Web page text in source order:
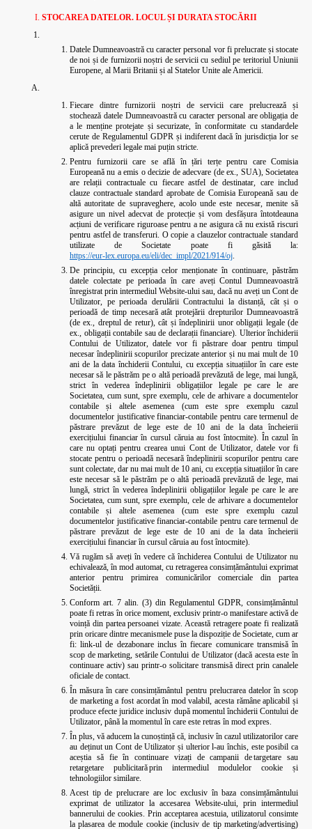
STOCAREA DATELOR. LOCUL ȘI DURATA STOCĂRII
Datele Dumneavoastră cu caracter personal vor fi prelucrate și stocate
de noi și de furnizorii noștri de servicii cu sediul pe teritoriul Uniunii
Europene, al Marii Britanii și al Statelor Unite ale Americii.
Fiecare dintre furnizorii noștri de servicii care prelucrează și
stochează datele Dumneavoastră cu caracter personal are obligația de
a le menține protejate și securizate, în conformitate cu standardele
cerute de Regulamentul GDPR și indiferent dacă în jurisdicția lor se
aplică prevederi legale mai puțin stricte.
Pentru furnizorii care se află în țări terțe pentru care Comisia
Europeană nu a emis o decizie de adecvare (de ex., SUA), Societatea
are relații contractuale cu fiecare astfel de destinatar, care includ
clauze contractuale standard aprobate de Comisia Europeană sau de
altă autoritate de supraveghere, acolo unde este necesar, menite să
asigure un nivel adecvat de protecție și vom desfășura întotdeauna
acțiuni de verificare riguroase pentru a ne asigura că nu există riscuri
pentru astfel de transferuri. O copie a clauzelor contractuale standard
utilizate de Societate poate fi găsită la:
https://eur-lex.europa.eu/eli/dec_impl/2021/914/oj.
De principiu, cu excepția celor menționate în continuare, păstrăm
datele colectate pe perioada în care aveți Contul Dumneavoastră
înregistrat prin intermediul Website-ului sau, dacă nu aveți un Cont de
Utilizator, pe perioada derulării Contractului la distanță, cât și o
perioadă de timp necesară atât protejării drepturilor Dumneavoastră
(de ex., dreptul de retur), cât și îndeplinirii unor obligații legale (de
ex., obligații contabile sau de declarații financiare). Ulterior închiderii
Contului de Utilizator, datele vor fi păstrare doar pentru timpul
necesar îndeplinirii scopurilor precizate anterior și nu mai mult de 10
ani de la data închiderii Contului, cu excepția situațiilor în care este
necesar să le păstrăm pe o altă perioadă prevăzută de lege, mai lungă,
strict în vederea îndeplinirii obligațiilor legale pe care le are
Societatea, cum sunt, spre exemplu, cele de arhivare a documentelor
contabile și altele asemenea (cum este spre exemplu cazul
documentelor justificative financiar-contabile pentru care termenul de
păstrare prevăzut de lege este de 10 ani de la data încheierii
exercițiului financiar în cursul căruia au fost întocmite). În cazul în
care nu optați pentru crearea unui Cont de Utilizator, datele vor fi
stocate pentru o perioadă necesară îndeplinirii scopurilor pentru care
sunt colectate, dar nu mai mult de 10 ani, cu excepția situațiilor în care
este necesar să le păstrăm pe o altă perioadă prevăzută de lege, mai
lungă, strict în vederea îndeplinirii obligațiilor legale pe care le are
Societatea, cum sunt, spre exemplu, cele de arhivare a documentelor
contabile și altele asemenea (cum este spre exemplu cazul
documentelor justificative financiar-contabile pentru care termenul de
păstrare prevăzut de lege este de 10 ani de la data încheierii
exercițiului financiar în cursul căruia au fost întocmite).
Vă rugăm să aveți în vedere că închiderea Contului de Utilizator nu
echivalează, în mod automat, cu retragerea consimțământului exprimat
anterior pentru primirea comunicărilor comerciale din partea
Societății.
Conform art. 7 alin. (3) din Regulamentul GDPR, consimțământul
poate fi retras în orice moment, exclusiv printr-o manifestare activă de
voință din partea persoanei vizate. Această retragere poate fi realizată
prin oricare dintre mecanismele puse la dispoziție de Societate, cum ar
fi: link-ul de dezabonare inclus în fiecare comunicare transmisă în
scop de marketing, setările Contului de Utilizator (dacă acesta este în
continuare activ) sau printr-o solicitare transmisă direct prin canalele
oficiale de contact.
În măsura în care consimțământul pentru prelucrarea datelor în scop
de marketing a fost acordat în mod valabil, acesta rămâne aplicabil și
produce efecte juridice inclusiv după momentul închiderii Contului de
Utilizator, până la momentul în care este retras în mod expres.
În plus, vă aducem la cunoștință că, inclusiv în cazul utilizatorilor care
au deținut un Cont de Utilizator și ulterior l-au închis, este posibil ca
aceștia să fie în continuare vizați de campanii de targetare sau
retargetare publicitară prin intermediul modulelor cookie și
tehnologiilor similare.
Acest tip de prelucrare are loc exclusiv în baza consimțământului
exprimat de utilizator la accesarea Website-ului, prin intermediul
bannerului de cookies. Prin acceptarea acestuia, utilizatorul consimte
la plasarea de module cookie (inclusiv de tip marketing/advertising)